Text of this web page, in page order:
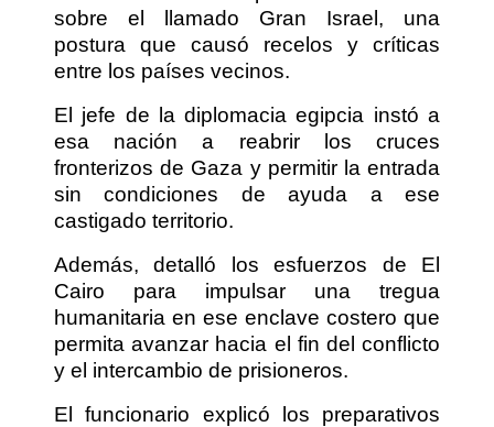
sobre el llamado Gran Israel, una
postura que causó recelos y críticas
entre los países vecinos.
El jefe de la diplomacia egipcia instó a
esa nación a reabrir los cruces
fronterizos de Gaza y permitir la entrada
sin condiciones de ayuda a ese
castigado territorio.
Además, detalló los esfuerzos de El
Cairo para impulsar una tregua
humanitaria en ese enclave costero que
permita avanzar hacia el fin del conflicto
y el intercambio de prisioneros.
El funcionario explicó los preparativos